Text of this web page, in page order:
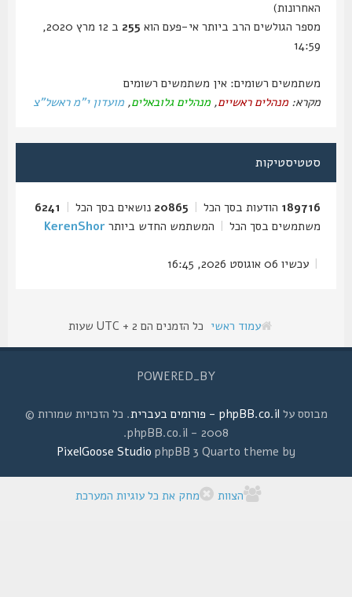
האחרונות)
מספר הגולשים הרב ביותר אי-פעם הוא255
ב 12 מרץ 2020,
14:59
משתמשים רשומים: אין משתמשים רשומים
מקרא:מנהלים ראשיים,מנהלים גלובאלים,מועדון י"מ ראשל"צ
סטטיסטיקות
189716הודעות בסך הכל |
20865נושאים בסך הכל |
6241
משתמשים בסך הכל |המשתמש החדש ביותרKerenShor
עכשיו 06 אוגוסט 2026, 16:45
עמוד ראשי כל הזמנים הם UTC + 2 שעות
POWERED_BY
מבוסס עלphpBB.co.il - פורומים בעברית
. כל הזכויות שמורות ©
2008 - phpBB.co.il.
phpBB 3 Quarto theme by
PixelGoose Studio
הצוות מחק את כל עוגיות המערכת